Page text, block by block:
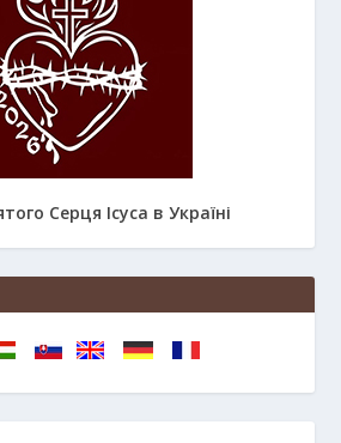
Серця Ісуса в Україні